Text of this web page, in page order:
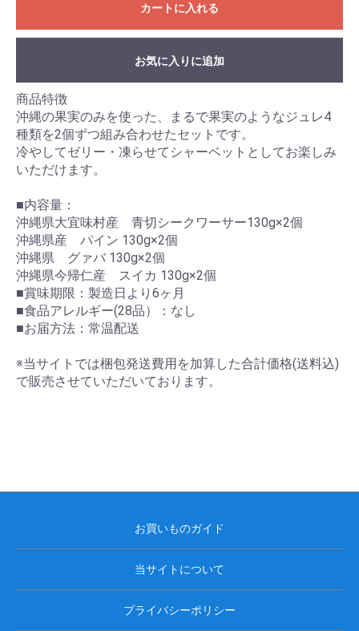
カートに入れる
お気に入りに追加
商品特徴
沖縄の果実のみを使った、まるで果実のようなジュレ4
種類を2個ずつ組み合わせたセットです。
冷やしてゼリー・凍らせてシャーベットとしてお楽しみ
いただけます。
■内容量：
沖縄県大宜味村産 青切シークワーサー130g×2個
沖縄県産 パイン 130g×2個
沖縄県 グァバ 130g×2個
沖縄県今帰仁産 スイカ 130g×2個
■賞味期限：製造日より6ヶ月
■食品アレルギー(28品）：なし
■お届方法：常温配送
※当サイトでは梱包発送費用を加算した合計価格(送料込)
で販売させていただいております。
お買いものガイド
当サイトについて
プライバシーポリシー